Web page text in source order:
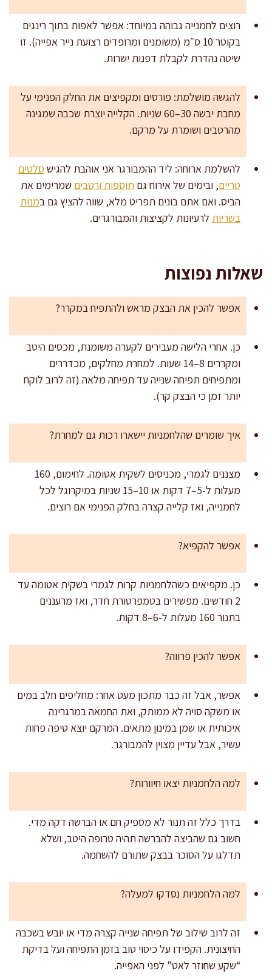
רוצים לחמנייה גבוהה במיוחד: אפשר לאפות בתוך רינגים
בקוטר 10 ס״מ (משומנים ומרופדים רצועת נייר אפייה). זו
שיטה נהדרת לקבלת דפנות ישרות.
להגשה מושלמת: פורסים ומקפיצים את החלק הפנימי על
מחבת יבשה 30–60 שניות. הקלייה יוצרת שכבה שמגינה
מהרטבים ושומרת על מרקם.
להשלמת ארוחה: ליד ההמבורגר אני אוהבת להגיש סלטים
טריים, ובימים של אירוח גם תוספות ורטבים שמרימים את
הביס. ואם אתם בונים תפריט מלא, שווה להציץ גם במנות
בשריות לרעיונות לקציצות והמבורגרים.
שאלות נפוצות
אפשר להכין את הבצק מראש ולהתפיח במקרר?
כן. אחרי הלישה מעבירים לקערה משומנת, מכסים היטב
ומקררים 8–14 שעות. למחרת מחלקים, מכדררים
ומתפיחים תפיחה שנייה עד תפיחה מלאה (זה לרוב לוקח
יותר זמן כי הבצק קר).
איך שומרים שהלחמניות יישארו רכות גם למחרת?
מצננים לגמרי, מכניסים לשקית אטומה. לחימום, 160
מעלות ל-5–7 דקות או 10–15 שניות במיקרוגל לכל
לחמנייה, ואז קלייה קצרה בחלק הפנימי אם רוצים.
אפשר להקפיא?
כן. מקפיאים כשהלחמניות קרות לגמרי בשקית אטומה עד
2 חודשים. מפשירים בטמפרטורת חדר, ואז מרעננים
בתנור 160 מעלות ל-6–8 דקות.
אפשר להכין פרווה?
אפשר, אבל זה כבר מתכון מעט אחר: מחליפים חלב במים
או משקה סויה לא ממותק, ואת החמאה במרגרינה
איכותית או שמן במינון מתאים. המרקם יוצא טיפה פחות
עשיר, אבל עדיין מצוין להמבורגר.
למה הלחמניות יצאו חיוורות?
בדרך כלל זה תנור לא מספיק חם או הברשה דקה מדי.
חשוב גם שהביצה להברשה תהיה טרופה היטב, ושלא
תדלגו על הסוכר בבצק שתורם להשחמה.
למה הלחמניות נסדקו למעלה?
זה לרוב שילוב של תפיחה שנייה קצרה מדי או יובש בשכבה
החיצונית. הקפידו על כיסוי טוב בזמן התפיחה ועל בדיקת
“שקע שחוזר לאט” לפני האפייה.